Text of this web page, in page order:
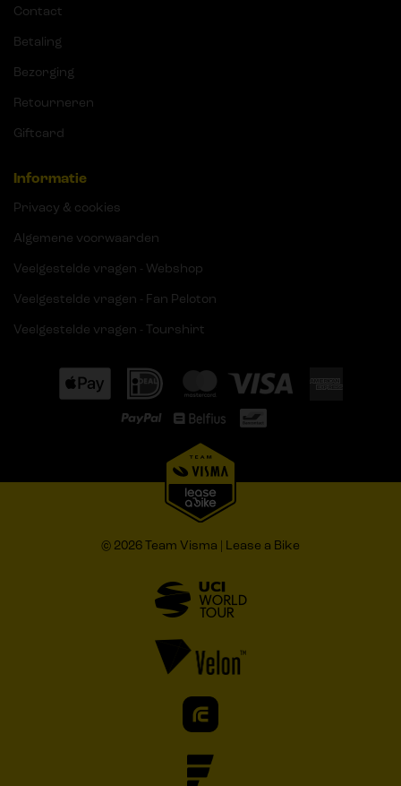
Contact
Betaling
Bezorging
Retourneren
Giftcard
Informatie
Privacy & cookies
Algemene voorwaarden
Veelgestelde vragen - Webshop
Veelgestelde vragen - Fan Peloton
Veelgestelde vragen - Tourshirt
© 2026 Team Visma | Lease a Bike